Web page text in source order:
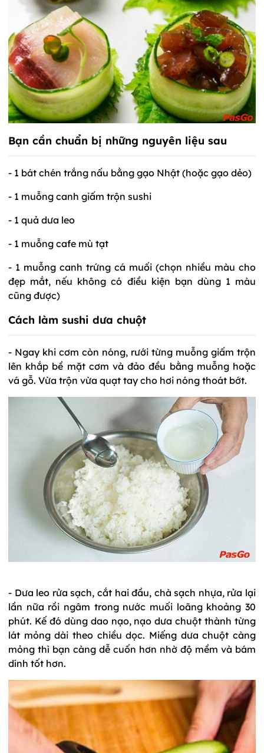
Bạn cần chuẩn bị những nguyên liệu sau
- 1 bát chén trắng nấu bằng gạo Nhật (hoặc gạo dẻo)
- 1 muỗng canh giấm trộn sushi
- 1 quả dưa leo
- 1 muỗng cafe mù tạt
- 1 muỗng canh trứng cá muối (chọn nhiều màu cho
đẹp mắt, nếu không có điều kiện bạn dùng 1 màu
cũng được)
Cách làm sushi dưa chuột
- Ngay khi cơm còn nóng, rưới từng muỗng giấm trộn
lên khắp bề mặt cơm và đảo đều bằng muỗng hoặc
vá gỗ. Vừa trộn vừa quạt tay cho hơi nóng thoát bớt.
- Dưa leo rửa sạch, cắt hai đầu, chà sạch nhựa, rửa lại
lần nữa rồi ngâm trong nước muối loãng khoảng 30
phút. Kế đó dùng dao nạo, nạo dưa chuột thành từng
lát mỏng dài theo chiều dọc. Miếng dưa chuột càng
mỏng thì bạn càng dễ cuốn hơn nhờ độ mềm và bám
dính tốt hơn.